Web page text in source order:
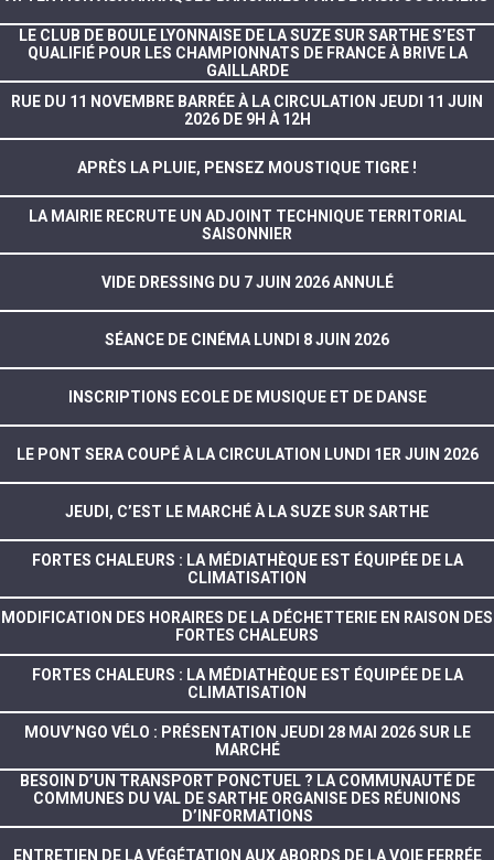
LE CLUB DE BOULE LYONNAISE DE LA SUZE SUR SARTHE S’EST
QUALIFIÉ POUR LES CHAMPIONNATS DE FRANCE À BRIVE LA
GAILLARDE
RUE DU 11 NOVEMBRE BARRÉE À LA CIRCULATION JEUDI 11 JUIN
2026 DE 9H À 12H
APRÈS LA PLUIE, PENSEZ MOUSTIQUE TIGRE !
LA MAIRIE RECRUTE UN ADJOINT TECHNIQUE TERRITORIAL
SAISONNIER
VIDE DRESSING DU 7 JUIN 2026 ANNULÉ
SÉANCE DE CINÉMA LUNDI 8 JUIN 2026
INSCRIPTIONS ECOLE DE MUSIQUE ET DE DANSE
LE PONT SERA COUPÉ À LA CIRCULATION LUNDI 1ER JUIN 2026
JEUDI, C’EST LE MARCHÉ À LA SUZE SUR SARTHE
FORTES CHALEURS : LA MÉDIATHÈQUE EST ÉQUIPÉE DE LA
CLIMATISATION
MODIFICATION DES HORAIRES DE LA DÉCHETTERIE EN RAISON DES
FORTES CHALEURS
FORTES CHALEURS : LA MÉDIATHÈQUE EST ÉQUIPÉE DE LA
CLIMATISATION
MOUV’NGO VÉLO : PRÉSENTATION JEUDI 28 MAI 2026 SUR LE
MARCHÉ
BESOIN D’UN TRANSPORT PONCTUEL ? LA COMMUNAUTÉ DE
COMMUNES DU VAL DE SARTHE ORGANISE DES RÉUNIONS
D’INFORMATIONS
ENTRETIEN DE LA VÉGÉTATION AUX ABORDS DE LA VOIE FERRÉE